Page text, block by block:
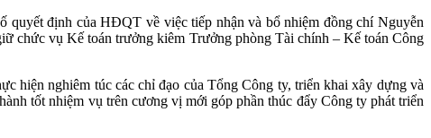
định của HĐQT về việc tiếp nhận và bổ nhiệm đồng chí Nguyễn
chức vụ Kế toán trưởng kiêm Trưởng phòng Tài chính – Kế toán Công
hiện nghiêm túc các chỉ đạo của Tổng Công ty, triển khai xây dựng và
tốt nhiệm vụ trên cương vị mới góp phần thúc đẩy Công ty phát triển